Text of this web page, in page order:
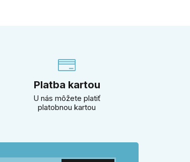
Platba kartou
U nás môžete platiť
platobnou kartou